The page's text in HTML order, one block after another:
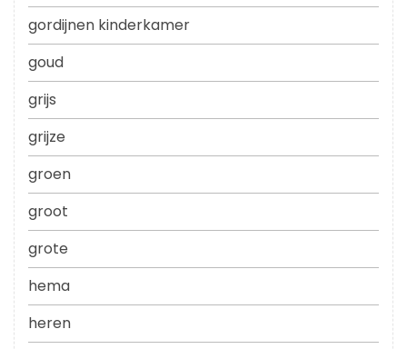
gordijnen kinderkamer
goud
grijs
grijze
groen
groot
grote
hema
heren